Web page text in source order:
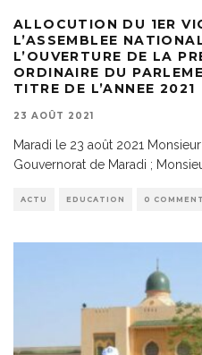
ALLOCUTION DU 1ER
L’ASSEMBLEE
L’OUVERTURE DE LA
ORDINAIRE DU
TITRE DE L’ANNEE 2021
23 AOÛT 2021
Maradi le 23 août 2021
Gouvernorat de Maradi ;
ACTU EDUCATION 0